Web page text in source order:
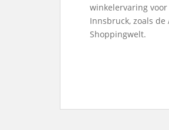
winkelervaring
Innsbruck, zoals de
Shoppingwelt.